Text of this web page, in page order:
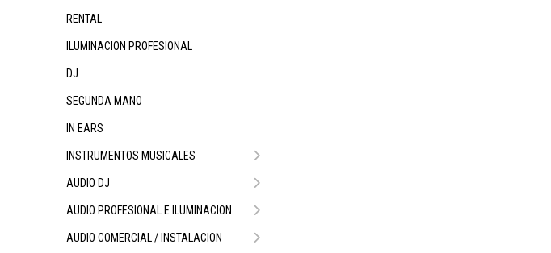
RENTAL
ILUMINACION PROFESIONAL
DJ
SEGUNDA MANO
IN EARS
INSTRUMENTOS MUSICALES
AUDIO DJ
AUDIO PROFESIONAL E ILUMINACION
AUDIO COMERCIAL / INSTALACION